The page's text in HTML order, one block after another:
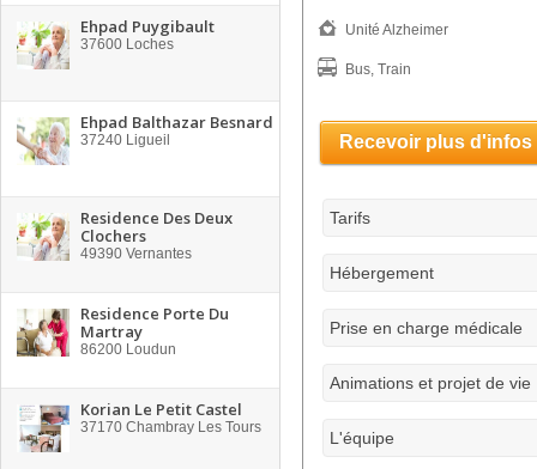
Ehpad Puygibault
37600 Loches
Ehpad Balthazar Besnard
37240 Ligueil
Residence Des Deux
Clochers
49390 Vernantes
Residence Porte Du
Martray
86200 Loudun
Korian Le Petit Castel
37170 Chambray Les Tours
Unité Alzheimer
Bus, Train
Recevoir plus d'infos
Tarifs
Hébergement
Prise en charge médicale
Animations et projet de vie
L'équipe